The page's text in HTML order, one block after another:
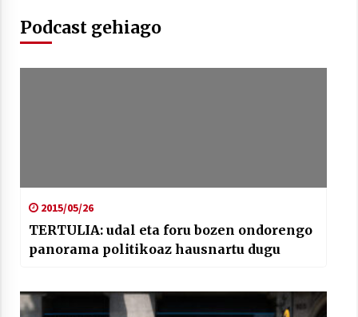
Podcast gehiago
2015/05/26
TERTULIA: udal eta foru bozen ondorengo
panorama politikoaz hausnartu dugu